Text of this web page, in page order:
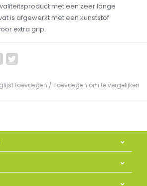
met een zeer lange
is afgewerkt met een kunststof
extra grip.
toevoegen / Toevoegen om te vergelijken